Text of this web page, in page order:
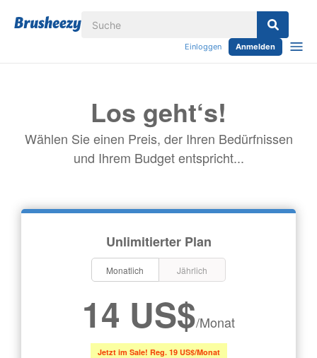
Einloggen Anmelden
Los geht‘s!
Wählen Sie einen Preis, der Ihren Bedürfnissen
und Ihrem Budget entspricht...
Unlimitierter Plan
Monatlich Jährlich
14 US$/Monat
Jetzt im Sale! Reg. 19 US$/Monat